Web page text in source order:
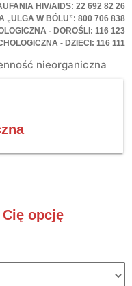
HIV/AIDS: 22 692 82 26
„ULGA W BÓLU”: 800 706 838
- DOROŚLI: 116 123
- DZIECI: 116 111
nieorganiczna
opcję